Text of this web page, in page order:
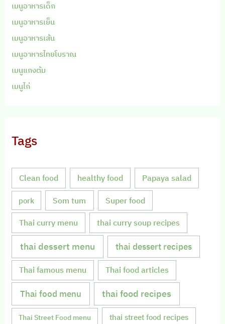
เมนูอาหารเด็ก
เมนูอาหารเย็น
เมนูอาหารเส้น
เมนูอาหารไทยโบราณ
เมนูแกงต้ม
เมนูไก่
Tags
Clean food healthy food Papaya salad
pork Som tum Super food
Thai curry menu thai curry soup recipes
thai dessert menu thai dessert recipes
Thai famous menu Thai food articles
Thai food menu thai food recipes
Thai Street Food menu thai street food recipes